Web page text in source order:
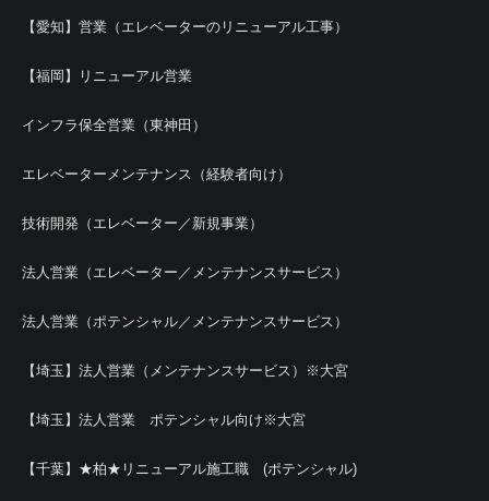
【愛知】営業（エレベーターのリニューアル工事）
【福岡】リニューアル営業
インフラ保全営業（東神田）
エレベーターメンテナンス（経験者向け）
技術開発（エレベーター／新規事業）
法人営業（エレベーター／メンテナンスサービス）
法人営業（ポテンシャル／メンテナンスサービス）
【埼玉】法人営業（メンテナンスサービス）※大宮
【埼玉】法人営業 ポテンシャル向け※大宮
【千葉】★柏★リニューアル施工職 (ポテンシャル)